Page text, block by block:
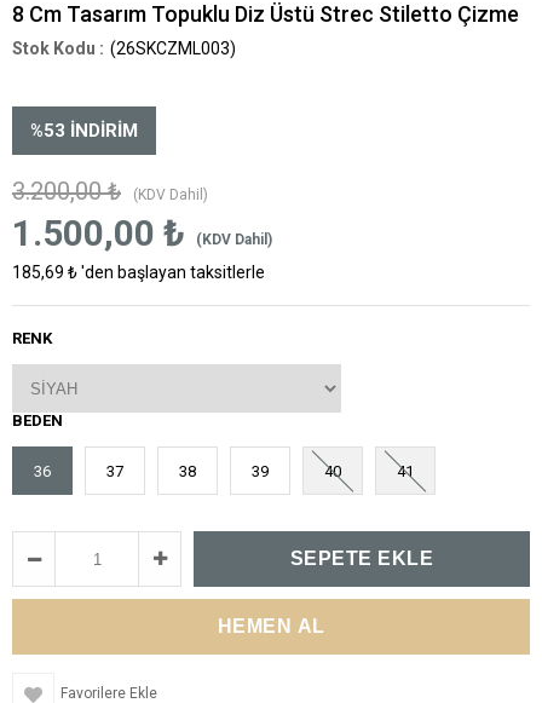
8 Cm Tasarım Topuklu Diz Üstü Strec Stiletto Çizme
(26SKCZML003)
%53 İNDIRIM
3.200,00 ₺ (KDV Dahil)
1.500,00 ₺ (KDV Dahil)
185,69 ₺'den başlayan taksitlerle
RENK
BEDEN
36 37 38 39 40 41
Favorilere Ekle